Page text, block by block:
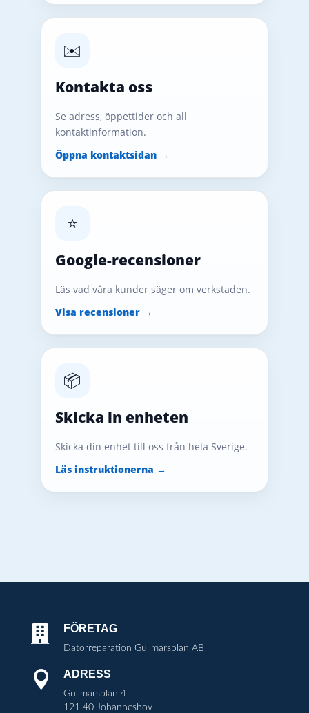
✉️
Kontakta oss
Se adress, öppettider och all
kontaktinformation.
Öppna kontaktsidan →
⭐
Google-recensioner
Läs vad våra kunder säger om verkstaden.
Visa recensioner →
📦
Skicka in enheten
Skicka din enhet till oss från hela Sverige.
Läs instruktionerna →
 FÖRETAG
Datorreparation Gullmarsplan AB
 ADRESS
Gullmarsplan 4
121 40 Johanneshov